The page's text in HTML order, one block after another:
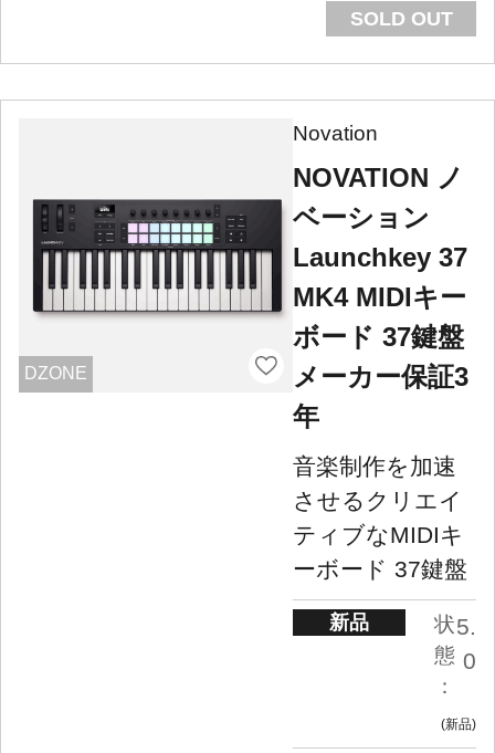
SOLD OUT
DZONE
Novation
NOVATION ノ
ベーション
Launchkey 37
MK4 MIDIキー
ボード 37鍵盤
メーカー保証3
年
音楽制作を加速
させるクリエイ
ティブなMIDIキ
ーボード 37鍵盤
新品
状
態
：
5.
0
新品